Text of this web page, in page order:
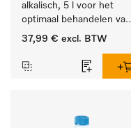
alkalisch, 5 l voor het
optimaal behandelen van
laboratoriumhulpstukken.
37,99 € excl. BTW